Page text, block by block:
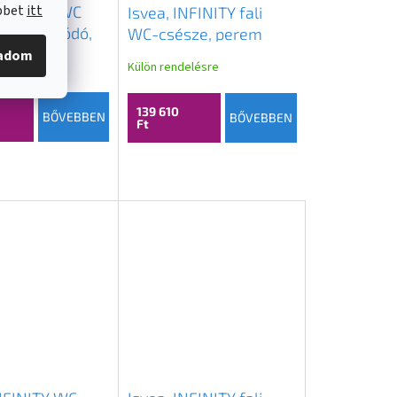
itt
SLIM WC
záródó,
fehér,
S
BŐVEBBEN
Isvea, INFINITY fali
WC-csésze, perem
szürke, 10NF02005-2V
Külön rendelésre
139 610
Ft
BŐVEBBEN